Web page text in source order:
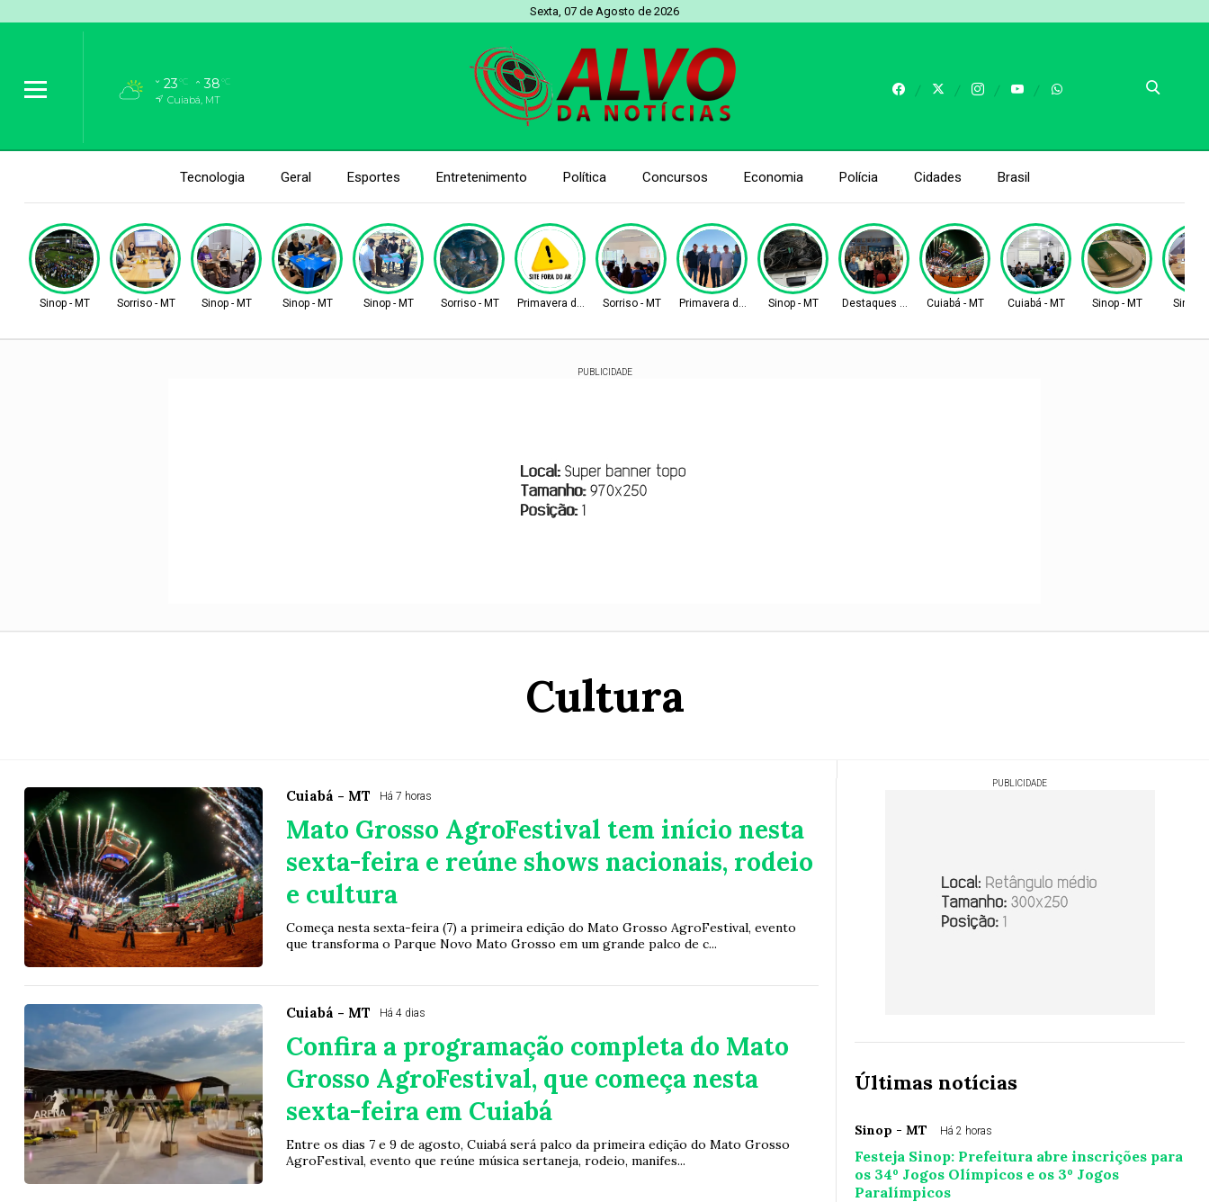
Sexta, 07 de Agosto de 2026
23°C 38°C
Cuiabá, MT
Tecnologia Geral Esportes Entretenimento Política Concursos Economia Polícia Cidades Brasil
Sinop - MT Sorriso - MT Sinop - MT Sinop - MT Sinop - MT Sorriso - MT Primavera do LesteSorriso - MT Primavera do LesteSinop - MT Destaques AMM Cuiabá - MT Cuiabá - MT Sinop - MT Sinop -
PUBLICIDADE
Cultura
Cuiabá - MT Há 7 horas
Mato Grosso AgroFestival tem início nesta
sexta-feira e reúne shows nacionais, rodeio
e cultura
Começa nesta sexta-feira (7) a primeira edição do Mato Grosso AgroFestival, evento
que transforma o Parque Novo Mato Grosso em um grande palco de c...
Cuiabá - MT Há 4 dias
Confira a programação completa do Mato
Grosso AgroFestival, que começa nesta
sexta-feira em Cuiabá
Entre os dias 7 e 9 de agosto, Cuiabá será palco da primeira edição do Mato Grosso
AgroFestival, evento que reúne música sertaneja, rodeio, manifes...
PUBLICIDADE
Últimas notícias
Sinop - MT Há 2 horas
Festeja Sinop: Prefeitura abre inscrições para
os 34º Jogos Olímpicos e os 3º Jogos
Paralímpicos